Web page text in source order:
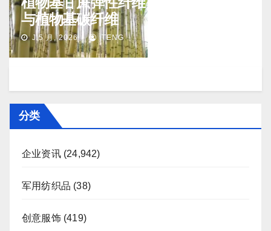
与植物基碳纤维
J 5 月, 2026 TENG
分类
企业资讯(24,942)
军用纺织品 (38)
创意服饰(419)